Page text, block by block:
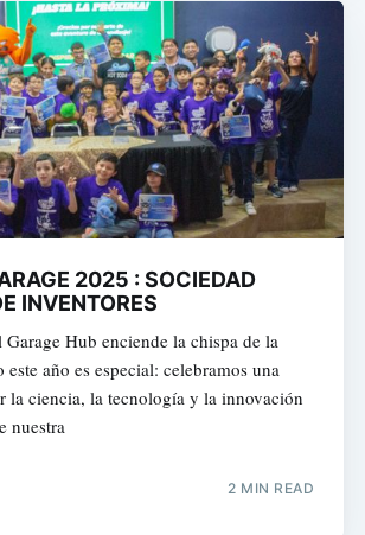
2025 : SOCIEDAD
INVENTORES
Garage Hub enciende la chispa de la
año es especial: celebramos una
la ciencia, la tecnología y la innovación
nuestra
2 MIN READ